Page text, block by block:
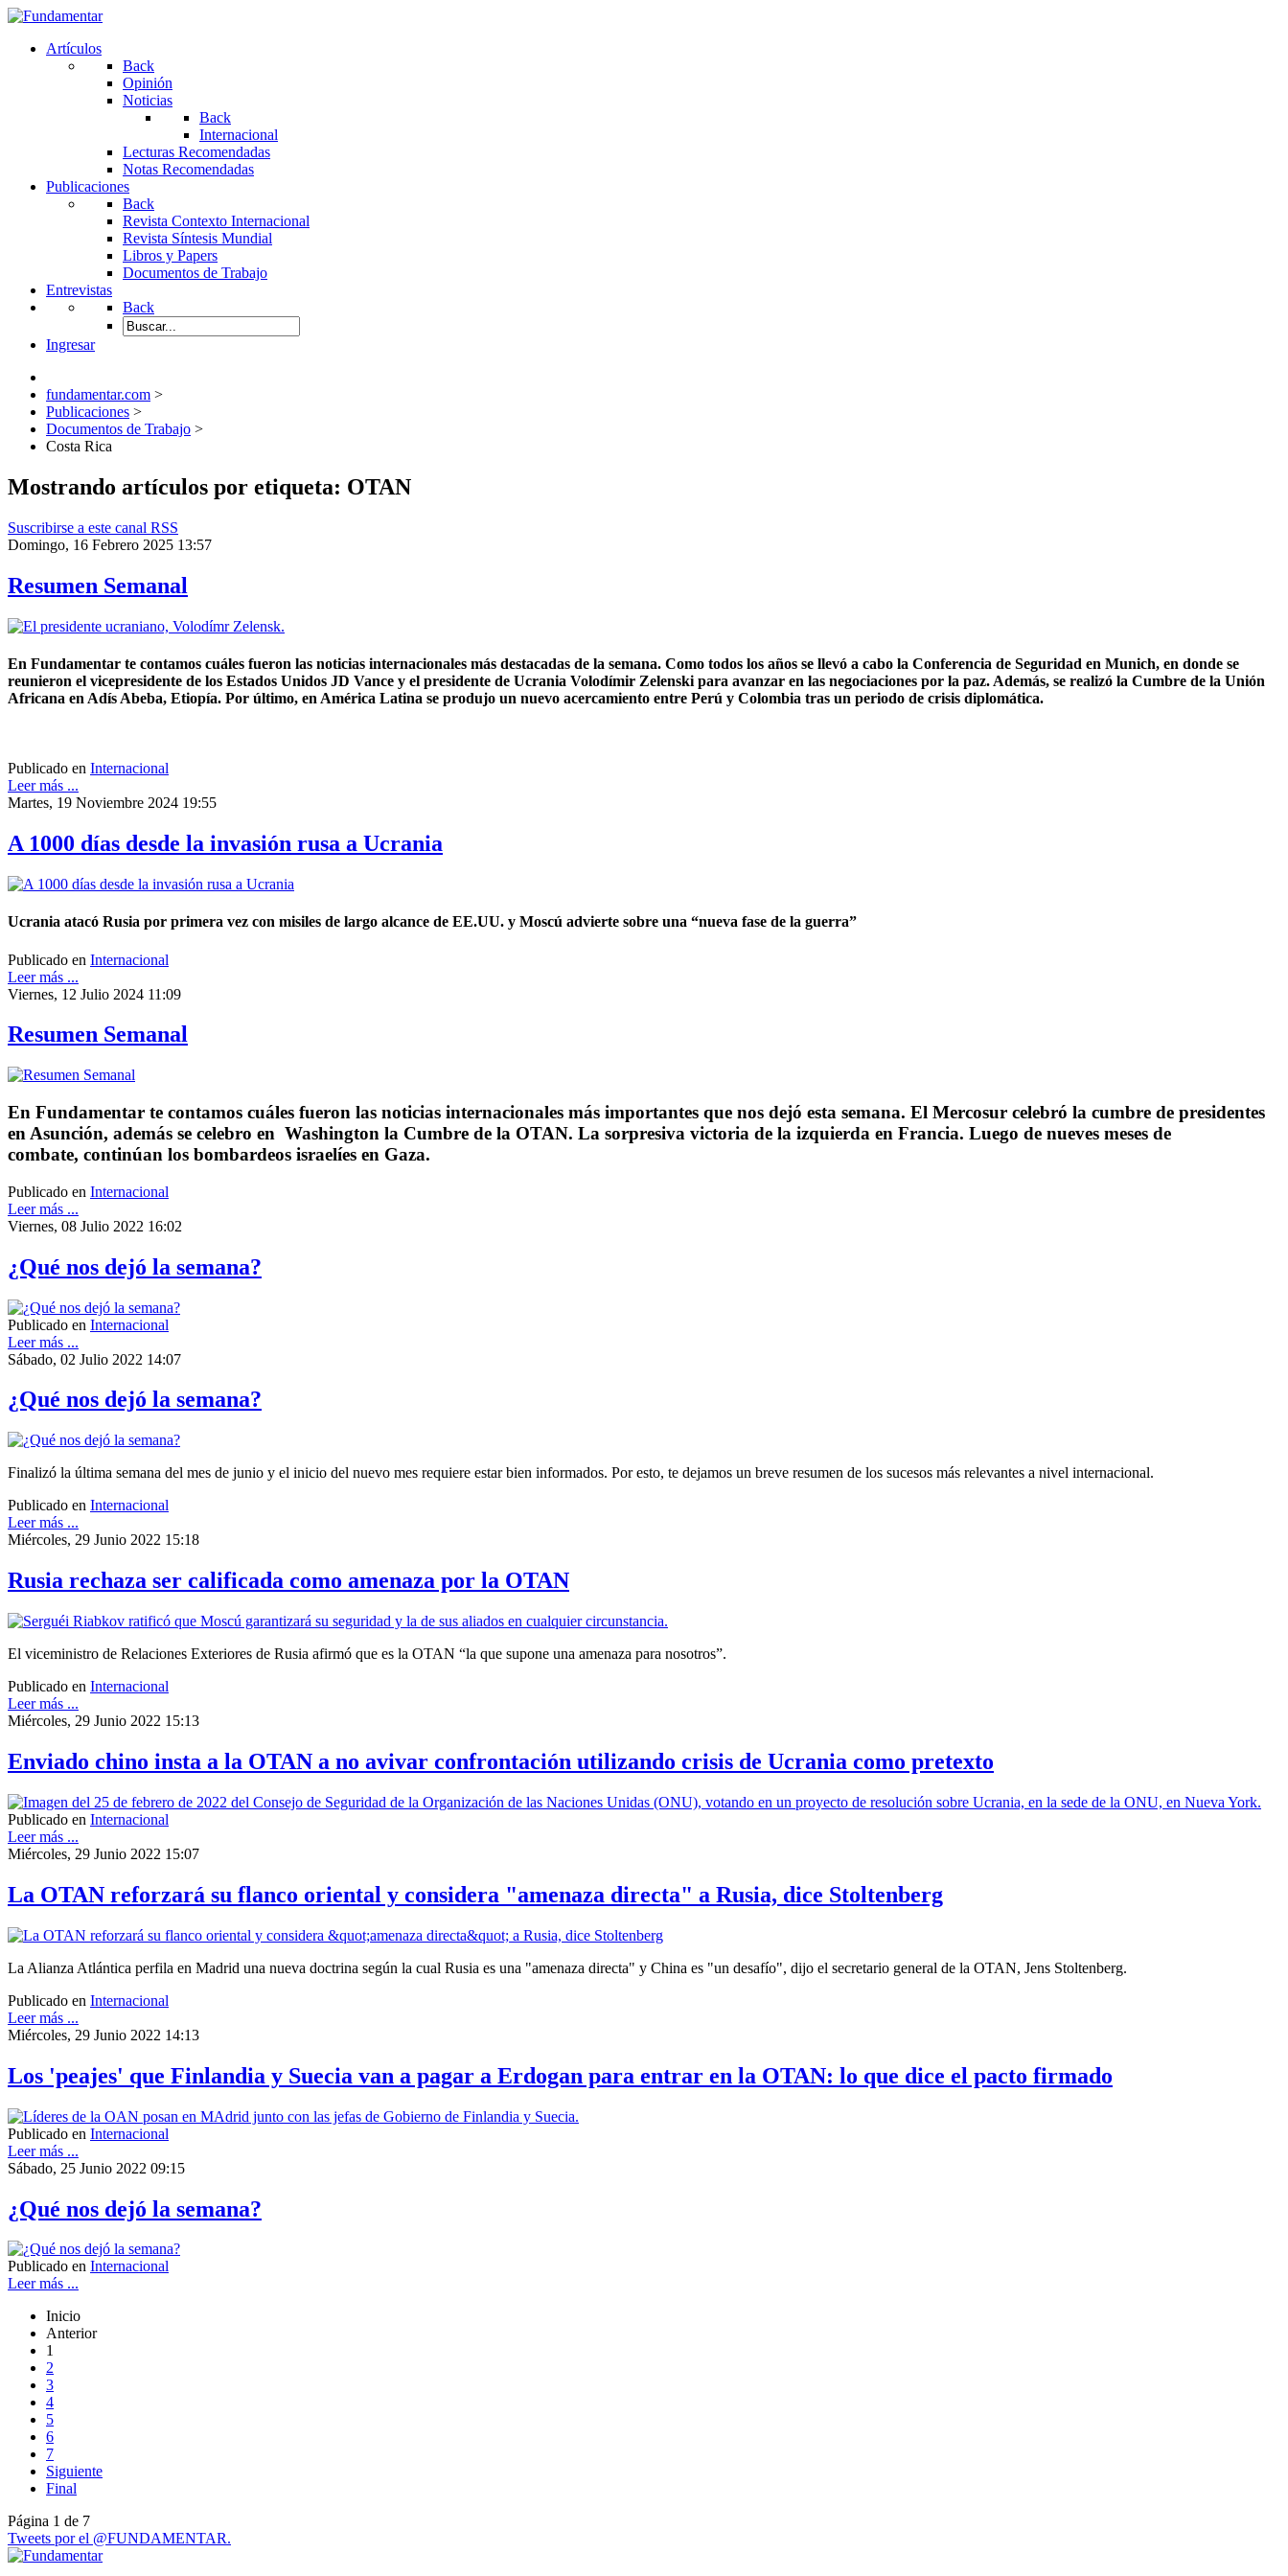
Artículos
Back
Opinión
Noticias
Back
Internacional
Lecturas Recomendadas
Notas Recomendadas
Publicaciones
Back
Revista Contexto Internacional
Revista Síntesis Mundial
Libros y Papers
Documentos de Trabajo
Entrevistas
Back
Ingresar
fundamentar.com >
Publicaciones >
Documentos de Trabajo >
Costa Rica
Mostrando artículos por etiqueta: OTAN
Suscribirse a este canal RSS
Domingo, 16 Febrero 2025 13:57
Resumen Semanal
En Fundamentar te contamos cuáles fueron las noticias internacionales más destacadas de la semana. Como todos los años se llevó a cabo la Conferencia de Seguridad en Munich, en donde se
reunieron el vicepresidente de los Estados Unidos JD Vance y el presidente de Ucrania Volodímir Zelenski para avanzar en las negociaciones por la paz. Además, se realizó la Cumbre de la Unión
Africana en Adís Abeba, Etiopía. Por último, en América Latina se produjo un nuevo acercamiento entre Perú y Colombia tras un periodo de crisis diplomática.
Publicado en Internacional
Leer más ...
Martes, 19 Noviembre 2024 19:55
A 1000 días desde la invasión rusa a Ucrania
Ucrania atacó Rusia por primera vez con misiles de largo alcance de EE.UU. y Moscú advierte sobre una “nueva fase de la guerra”
Publicado en Internacional
Leer más ...
Viernes, 12 Julio 2024 11:09
Resumen Semanal
En Fundamentar te contamos cuáles fueron las noticias internacionales más importantes que nos dejó esta semana. El Mercosur celebró la cumbre de presidentes
en Asunción, además se celebro en Washington la Cumbre de la OTAN. La sorpresiva victoria de la izquierda en Francia. Luego de nueves meses de
combate, continúan los bombardeos israelíes en Gaza.
Publicado en Internacional
Leer más ...
Viernes, 08 Julio 2022 16:02
¿Qué nos dejó la semana?
Publicado en Internacional
Leer más ...
Sábado, 02 Julio 2022 14:07
¿Qué nos dejó la semana?
Finalizó la última semana del mes de junio y el inicio del nuevo mes requiere estar bien informados. Por esto, te dejamos un breve resumen de los sucesos más relevantes a nivel internacional.
Publicado en Internacional
Leer más ...
Miércoles, 29 Junio 2022 15:18
Rusia rechaza ser calificada como amenaza por la OTAN
El viceministro de Relaciones Exteriores de Rusia afirmó que es la OTAN “la que supone una amenaza para nosotros”.
Publicado en Internacional
Leer más ...
Miércoles, 29 Junio 2022 15:13
Enviado chino insta a la OTAN a no avivar confrontación utilizando crisis de Ucrania como pretexto
Publicado en Internacional
Leer más ...
Miércoles, 29 Junio 2022 15:07
La OTAN reforzará su flanco oriental y considera "amenaza directa" a Rusia, dice Stoltenberg
La Alianza Atlántica perfila en Madrid una nueva doctrina según la cual Rusia es una "amenaza directa" y China es "un desafío", dijo el secretario general de la OTAN, Jens Stoltenberg.
Publicado en Internacional
Leer más ...
Miércoles, 29 Junio 2022 14:13
Los 'peajes' que Finlandia y Suecia van a pagar a Erdogan para entrar en la OTAN: lo que dice el pacto firmado
Publicado en Internacional
Leer más ...
Sábado, 25 Junio 2022 09:15
¿Qué nos dejó la semana?
Publicado en Internacional
Leer más ...
Inicio
Anterior
1
2
3
4
5
6
7
Siguiente
Final
Página 1 de 7
Tweets por el @FUNDAMENTAR.